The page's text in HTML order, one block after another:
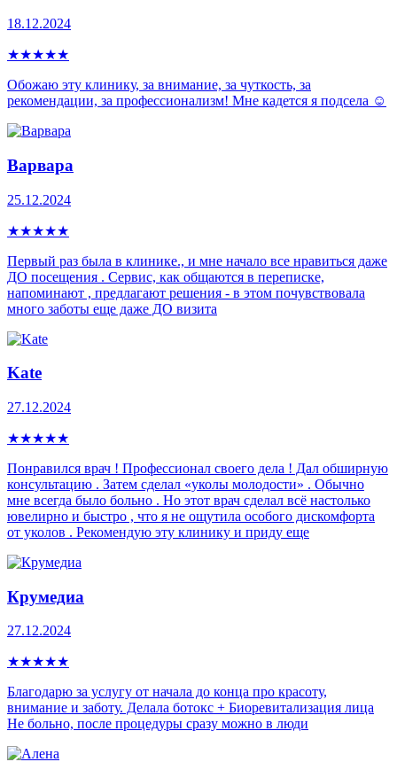
18.12.2024
★★★★★
Обожаю эту клинику, за внимание, за чуткость, за
рекомендации, за профессионализм! Мне кадется я подсела ☺️
Варвара
25.12.2024
★★★★★
Первый раз была в клинике., и мне начало все нравиться даже
ДО посещения . Сервис, как общаются в переписке,
напоминают , предлагают решения - в этом почувствовала
много заботы еще даже ДО визита
Kate
27.12.2024
★★★★★
Понравился врач ! Профессионал своего дела ! Дал обширную
консультацию . Затем сделал «уколы молодости» . Обычно
мне всегда было больно . Но этот врач сделал всё настолько
ювелирно и быстро , что я не ощутила особого дискомфорта
от уколов . Рекомендую эту клинику и приду еще
Крумедиа
27.12.2024
★★★★★
Благодарю за услугу от начала до конца про красоту,
внимание и заботу. Делала ботокс + Биоревитализация лица
Не больно, после процедуры сразу можно в люди